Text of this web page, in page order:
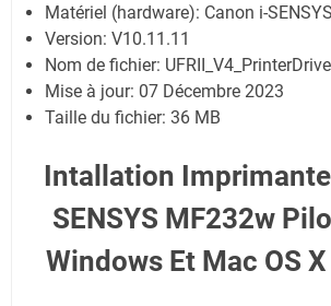
Matériel (hardware): Canon i-
Version: V10.11.11
Nom de fichier:
Mise à jour: 07 Décembre 2023
Taille du fichier: 36 MB
Intallation
SENSYS MF232w
Windows Et Mac OS